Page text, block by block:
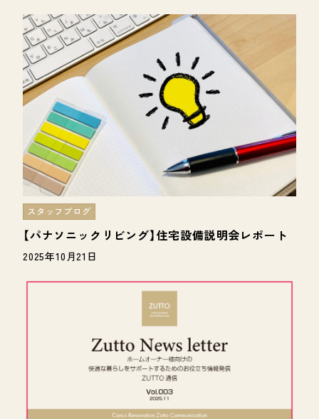
【パナソニックリビング】住宅設備説明会レポート
スタッフブログ
2025年10月21日